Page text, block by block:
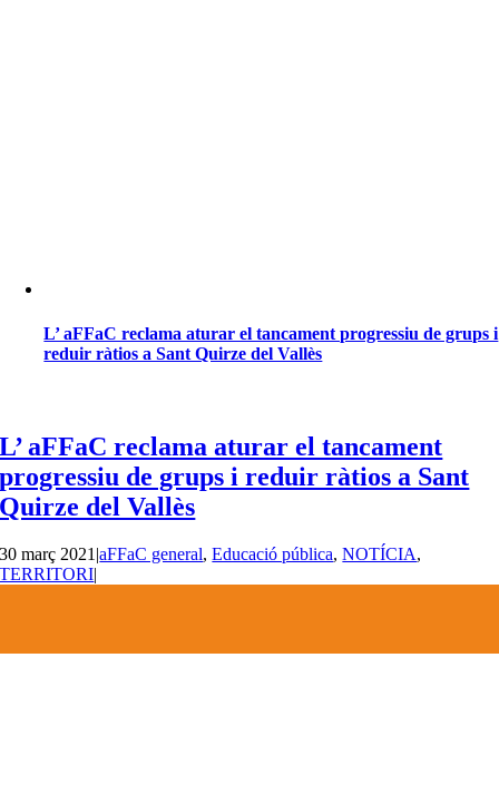
L’ aFFaC reclama aturar el tancament progressiu de grups i
reduir ràtios a Sant Quirze del Vallès
L’ aFFaC reclama aturar el tancament
progressiu de grups i reduir ràtios a Sant
Quirze del Vallès
30 març 2021 |aFFaC general,Educació pública,NOTÍCIA,
TERRITORI|